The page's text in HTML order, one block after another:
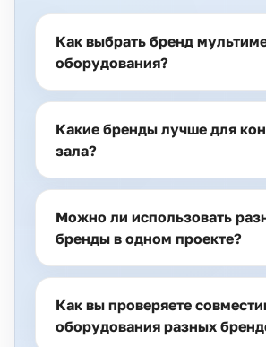
Как выбрать бренд
оборудования?
Какие бренды лучше для
зала?
Можно ли использовать
бренды в одном проекте?
Как вы проверяете
оборудования разных